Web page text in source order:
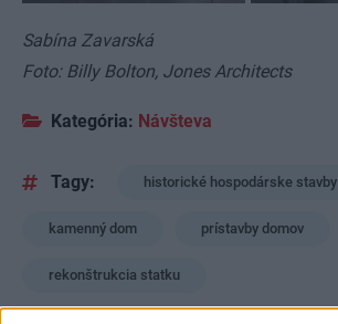
Sabína Zavarská
Foto: Billy Bolton, Jones Architects
Kategória: Návšteva
Tagy: historické hospodárske stavby
kamenný dom prístavby domov
rekonštrukcia statku